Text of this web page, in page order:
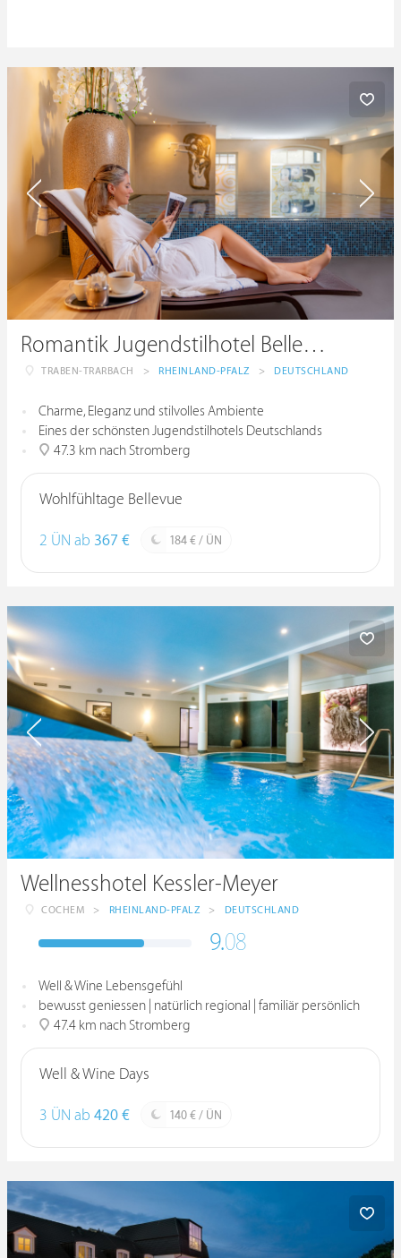
Romantik Jugendstilhotel Bellevue
TRABEN-TRARBACH > RHEINLAND-PFALZ > DEUTSCHLAND
Charme, Eleganz und stilvolles Ambiente
Eines der schönsten Jugendstilhotels Deutschlands
47.3 km nach Stromberg
Wohlfühltage Bellevue
2 ÜN ab 367 € 184 € / ÜN
Wellnesshotel Kessler-Meyer
COCHEM > RHEINLAND-PFALZ > DEUTSCHLAND
9.08
Well & Wine Lebensgefühl
bewusst geniessen | natürlich regional | familiär persönlich
47.4 km nach Stromberg
Well & Wine Days
3 ÜN ab 420 € 140 € / ÜN